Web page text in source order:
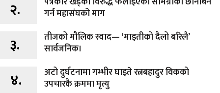
२.
गर्न महासंघको माग
३.
तीजको मौलिक स्वाद— ‘माइतीको दैलो बरिलै’
सार्वजनिक।
४.
अटो दुर्घटनामा गम्भीर घाइते रत्नबहादुर विकको
उपचारकै क्रममा मृत्यु